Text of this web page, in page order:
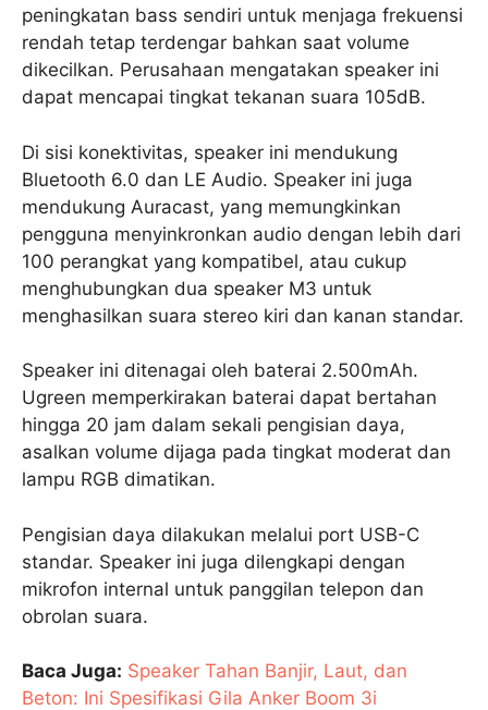
peningkatan bass sendiri untuk menjaga frekuensi
rendah tetap terdengar bahkan saat volume
dikecilkan. Perusahaan mengatakan speaker ini
dapat mencapai tingkat tekanan suara 105dB.
Di sisi konektivitas, speaker ini mendukung
Bluetooth 6.0 dan LE Audio. Speaker ini juga
mendukung Auracast, yang memungkinkan
pengguna menyinkronkan audio dengan lebih dari
100 perangkat yang kompatibel, atau cukup
menghubungkan dua speaker M3 untuk
menghasilkan suara stereo kiri dan kanan standar.
Speaker ini ditenagai oleh baterai 2.500mAh.
Ugreen memperkirakan baterai dapat bertahan
hingga 20 jam dalam sekali pengisian daya,
asalkan volume dijaga pada tingkat moderat dan
lampu RGB dimatikan.
Pengisian daya dilakukan melalui port USB-C
standar. Speaker ini juga dilengkapi dengan
mikrofon internal untuk panggilan telepon dan
obrolan suara.
Baca Juga: Speaker Tahan Banjir, Laut, dan
Beton: Ini Spesifikasi Gila Anker Boom 3i